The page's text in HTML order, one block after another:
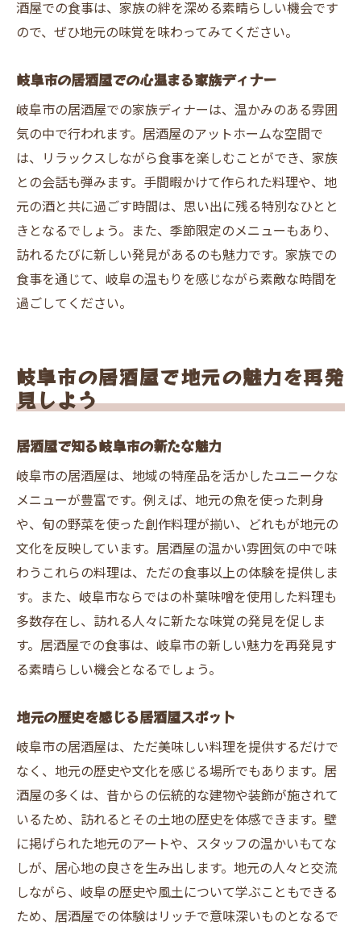
酒屋での食事は、家族の絆を深める素晴らしい機会です
ので、ぜひ地元の味覚を味わってみてください。
岐阜市の居酒屋での心温まる家族ディナー
岐阜市の居酒屋での家族ディナーは、温かみのある雰囲
気の中で行われます。居酒屋のアットホームな空間で
は、リラックスしながら食事を楽しむことができ、家族
との会話も弾みます。手間暇かけて作られた料理や、地
元の酒と共に過ごす時間は、思い出に残る特別なひとと
きとなるでしょう。また、季節限定のメニューもあり、
訪れるたびに新しい発見があるのも魅力です。家族での
食事を通じて、岐阜の温もりを感じながら素敵な時間を
過ごしてください。
岐阜市の居酒屋で地元の魅力を再発
見しよう
居酒屋で知る岐阜市の新たな魅力
岐阜市の居酒屋は、地域の特産品を活かしたユニークな
メニューが豊富です。例えば、地元の魚を使った刺身
や、旬の野菜を使った創作料理が揃い、どれもが地元の
文化を反映しています。居酒屋の温かい雰囲気の中で味
わうこれらの料理は、ただの食事以上の体験を提供しま
す。また、岐阜市ならではの朴葉味噌を使用した料理も
多数存在し、訪れる人々に新たな味覚の発見を促しま
す。居酒屋での食事は、岐阜市の新しい魅力を再発見す
る素晴らしい機会となるでしょう。
地元の歴史を感じる居酒屋スポット
岐阜市の居酒屋は、ただ美味しい料理を提供するだけで
なく、地元の歴史や文化を感じる場所でもあります。居
酒屋の多くは、昔からの伝統的な建物や装飾が施されて
いるため、訪れるとその土地の歴史を体感できます。壁
に掲げられた地元のアートや、スタッフの温かいもてな
しが、居心地の良さを生み出します。地元の人々と交流
しながら、岐阜の歴史や風土について学ぶこともできる
ため、居酒屋での体験はリッチで意味深いものとなるで